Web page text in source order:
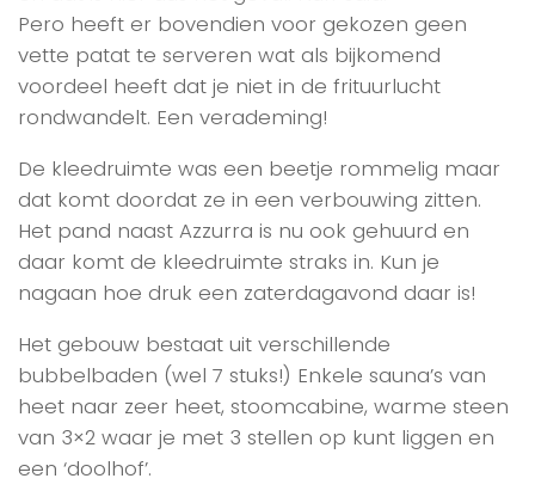
Pero heeft er bovendien voor gekozen geen
vette patat te serveren wat als bijkomend
voordeel heeft dat je niet in de frituurlucht
rondwandelt. Een verademing!
De kleedruimte was een beetje rommelig maar
dat komt doordat ze in een verbouwing zitten.
Het pand naast Azzurra is nu ook gehuurd en
daar komt de kleedruimte straks in. Kun je
nagaan hoe druk een zaterdagavond daar is!
Het gebouw bestaat uit verschillende
bubbelbaden (wel 7 stuks!) Enkele sauna’s van
heet naar zeer heet, stoomcabine, warme steen
van 3×2 waar je met 3 stellen op kunt liggen en
een ‘doolhof’.